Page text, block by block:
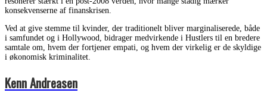
konsekvenserne af finanskrisen.
Ved at give stemme til kvinder, der traditionelt bliver marginaliserede, både
i samfundet og i Hollywood, bidrager medvirkende i Hustlers til en bredere
samtale om, hvem der fortjener empati, og hvem der virkelig er de skyldige
i økonomisk kriminalitet.
Kenn Andreasen